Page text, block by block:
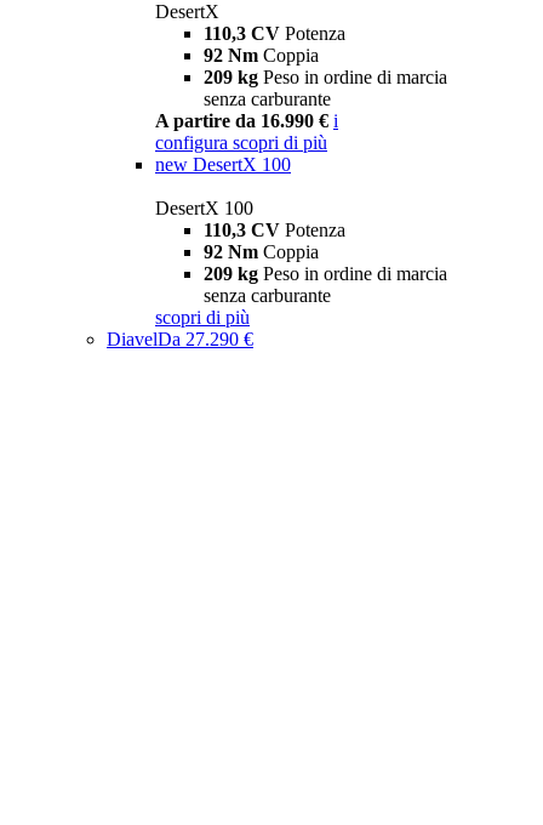
DesertX
110,3 CV Potenza
92 Nm Coppia
209 kg Peso in ordine di marcia
senza carburante
A partire da 16.990 € i
configura scopri di più
new DesertX 100
DesertX 100
110,3 CV Potenza
92 Nm Coppia
209 kg Peso in ordine di marcia
senza carburante
scopri di più
DiavelDa 27.290 €